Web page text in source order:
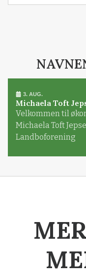
3. AUG.
Michaela Toft
Velkommen til
Michaela Toft
Landboforening